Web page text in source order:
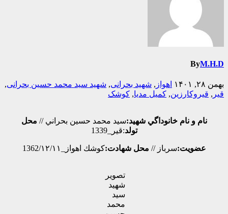
ByM.H.D
بهمن ۲۸, ۱۴۰۱ اهواز , شهید بحرانی, شهید سید محمد حسین بحرانی,
قیر , قیروکارزین, کمیل مدیا, کوشک
نام و نام خانوداگي شهيد:سيد محمد حسين بحراني // محل
تولد:قير_1339
عضويت:سرباز // محل شهادت:كوشك اهواز_1362/۱۲/۱۱
تصویر
شهید
سید
محمد